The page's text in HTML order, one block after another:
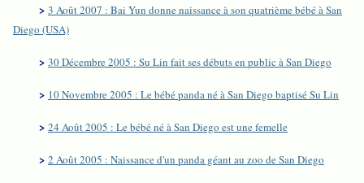
> 3 Août 2007 : Bai Yun donne naissance à son quatrième bébé à San
Diego (USA)
> 30 Décembre 2005 : Su Lin fait ses débuts en public à San Diego
> 10 Novembre 2005 : Le bébé panda né à San Diego baptisé Su Lin
> 24 Août 2005 : Le bébé né à San Diego est une femelle
> 2 Août 2005 : Naissance d'un panda géant au zoo de San Diego